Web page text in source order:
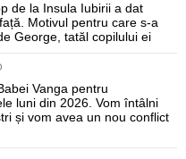
de la Insula Iubirii a dat
Motivul pentru care s-a
George, tatăl copilului ei
Vanga pentru
luni din 2026. Vom întâlni
și vom avea un nou conflict